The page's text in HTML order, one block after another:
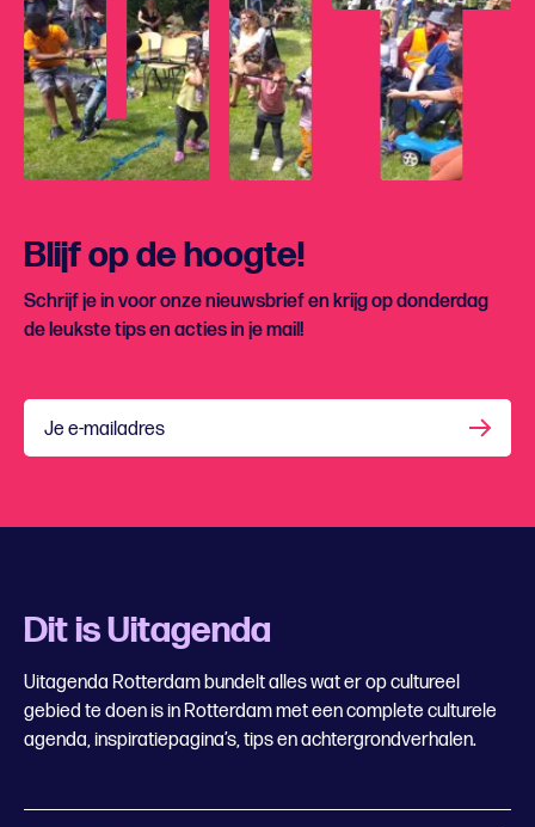
Blijf op de hoogte!
Schrijf je in voor onze nieuwsbrief en krijg op donderdag
de leukste tips en acties in je mail!
Je e-mailadres
Dit is Uitagenda
Uitagenda Rotterdam bundelt alles wat er op cultureel
gebied te doen is in Rotterdam met een complete culturele
agenda, inspiratiepagina’s, tips en achtergrondverhalen.